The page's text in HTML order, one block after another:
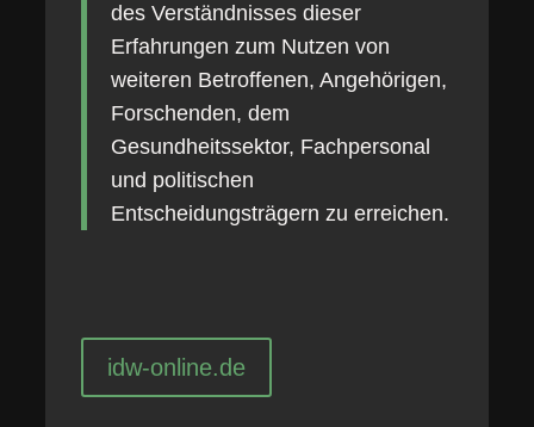
des Verständnisses dieser
Erfahrungen zum Nutzen von
weiteren Betroffenen, Angehörigen,
Forschenden, dem
Gesundheitssektor, Fachpersonal
und politischen
Entscheidungsträgern zu erreichen.
idw-online.de